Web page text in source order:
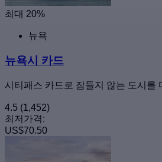
최대 20%
뉴욕
뉴욕시 카드
시티패스 카드로 잠들지 않는 도시를
4.5 (1,452)
최저가격:
US$70.50